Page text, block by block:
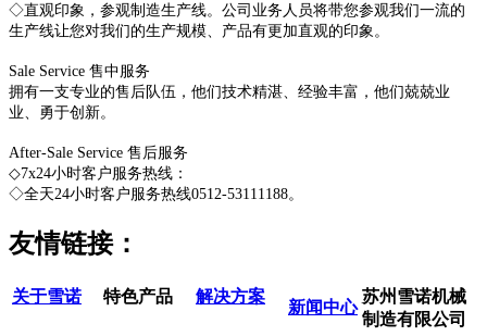
◇直观印象，参观制造生产线。 公司业务人员将带您参观我们一流的
生产线让您对我们的生产规模、产品有更加直观的印象。
Sale Service 售中服务
拥有一支专业的售后队伍，他们技术精湛、经验丰富，他们兢兢业
业、勇于创新。
After-Sale Service 售后服务
◇7x24小时客户服务热线：
◇全天24小时客户服务热线0512-53111188。
友情链接：
关于雪诺 特色产品 解决方案
新闻中心
苏州雪诺机械
制造有限公司